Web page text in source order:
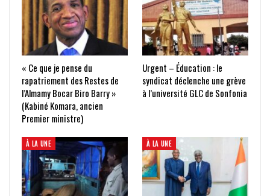
« Ce que je pense du
rapatriement des Restes de
l’Almamy Bocar Biro Barry »
(Kabiné Komara, ancien
Premier ministre)
Urgent – Éducation : le
syndicat déclenche une grève
à l’université GLC de Sonfonia
À LA UNE À LA UNE